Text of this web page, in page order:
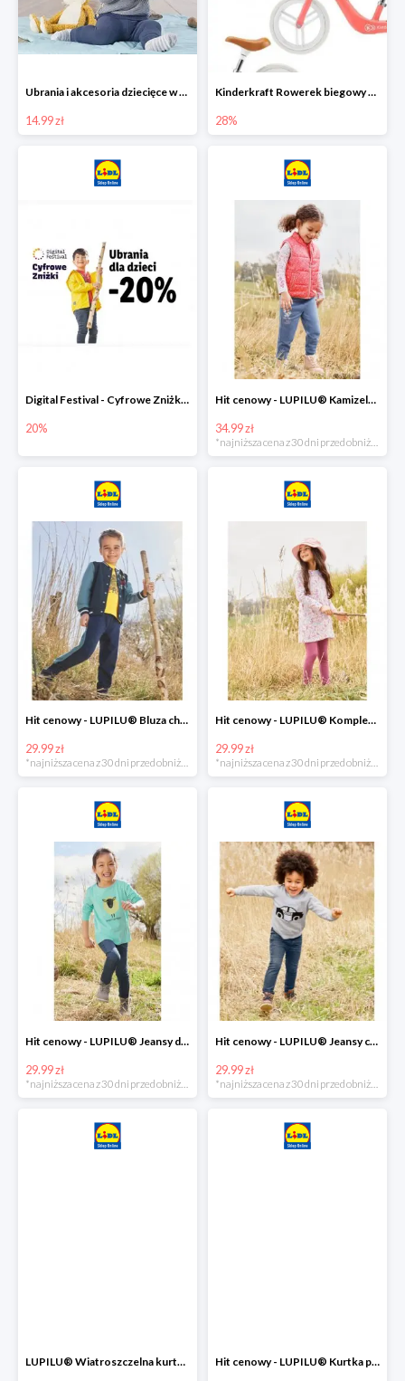
Ubrania i akcesoria dziecięce w Lidlu Online od 14,99 zł
14.99 zł
Kinderkraft Rowerek biegowy Fly
28%
Digital Festival - Cyfrowe Zniżki Ubrania dla dzieci w Lidlu -20%
20%
Hit cenowy - LUPILU® Kamizelka pikowana dziewczęca
34.99 zł
Hit cenowy - LUPILU® Bluza chłopięca w stylu college
29.99 zł
*najniższa cena z 30 dni przed obniżką
Hit cenowy - LUPILU® Komplet dziewczęcy (sukienka + legginsy)
29.99 zł
*najniższa cena z 30 dni przed obniżką
Hit cenowy - LUPILU® Jeansy dziewczęce slim fit
29.99 zł
Hit cenowy - LUPILU® Jeansy chłopięce slim fit
29.99 zł
LUPILU® Wiatroszczelna kurtka dziecięca softshell, 1 sztuka Hit cenowy - LUPILU® Kurtka przeciwdeszczowa dziewczęca, 1 sztuka